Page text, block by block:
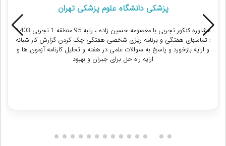
پزشکی دانشگاه علوم پزشکی تهران
مشاوره کنکور تجربی با معصومه حسین زاده ، رتبه 95 منطقه 1 تجربی 1403
: تماسهای هفتگی و برنامه ریزی شخصی هفتگی چک کردن گزارش کار شبانه
و ارایه بازخورد و پاسخ به سوالات علمی در هفته و تحلیل کارنامه آزمون ها و
ارایه راه حل برای جبران و بهبود